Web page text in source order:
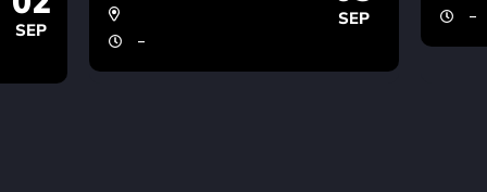
SEP
-
SEP -